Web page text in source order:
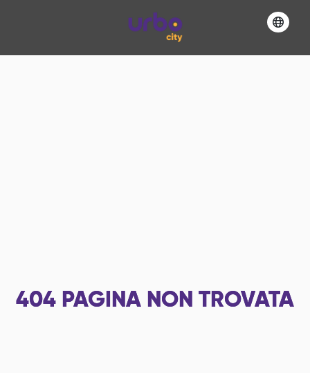
404 PAGINA NON TROVATA